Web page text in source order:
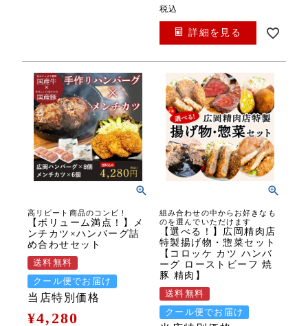
税込
詳細を見る
高リピート商品のコンビ！
【ボリューム満点！】メ
ンチカツ×ハンバーグ詰
め合わせセット
送料無料
クール便でお届け
当店特別価格
¥4,280
組み合わせの中からお好きなも
のを選んでいただけます
【選べる！】広岡精肉店
特製揚げ物・惣菜セット
【コロッケ カツ ハンバ
ーグ ローストビーフ 焼
豚 精肉】
送料無料
クール便でお届け